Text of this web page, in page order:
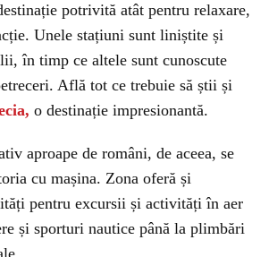
potrivită atât pentru relaxare,
Unele stațiuni sunt liniștite și
în timp ce altele sunt cunoscute
Află tot ce trebuie să știi și
o destinație impresionantă.
aproape de români, de aceea, se
cu mașina. Zona oferă și
pentru excursii și activități în aer
și sporturi nautice până la plimbări